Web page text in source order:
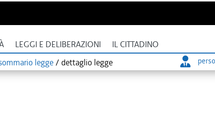
LEGGI E DELIBERAZIONI IL CITTADINO
legge / dettaglio legge